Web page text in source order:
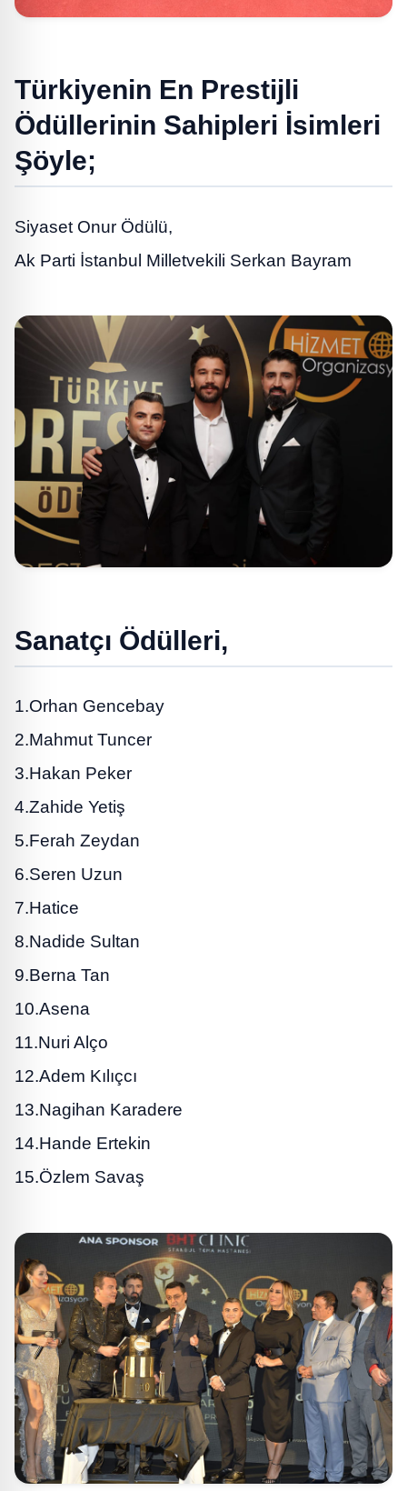
Türkiyenin En Prestijli
Ödüllerinin Sahipleri İsimleri
Şöyle;
Siyaset Onur Ödülü,
Ak Parti İstanbul Milletvekili Serkan Bayram
Sanatçı Ödülleri,
1.Orhan Gencebay
2.Mahmut Tuncer
3.Hakan Peker
4.Zahide Yetiş
5.Ferah Zeydan
6.Seren Uzun
7.Hatice
8.Nadide Sultan
9.Berna Tan
10.Asena
11.Nuri Alço
12.Adem Kılıçcı
13.Nagihan Karadere
14.Hande Ertekin
15.Özlem Savaş